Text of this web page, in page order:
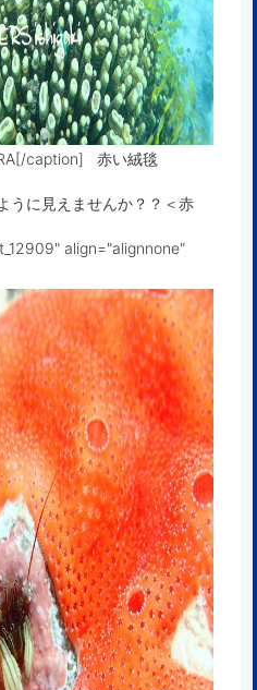
caption] 赤い絨毯
うに見えませんか？？＜赤
align="alignnone"